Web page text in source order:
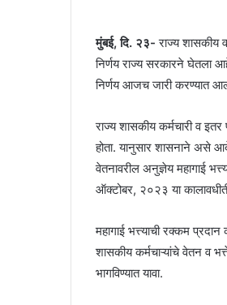
मुंबई, दि. २३- राज्य शासकीय
निर्णय राज्य सरकारने घेतला
निर्णय आजच जारी करण्यात
राज्य शासकीय कर्मचारी व इतर
होता. यानुसार शासनाने असे
वेतनावरील अनुज्ञेय महागाई
ऑक्टोबर, २०२३ या
महागाई भत्त्याची रक्कम प्रदान
शासकीय कर्मचाऱ्यांचे वेतन व
भागविण्यात यावा.